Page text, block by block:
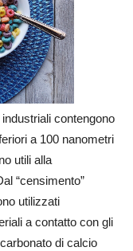
contengono
a 100 nanometri
utili alla
“censimento”
utilizzati
a contatto con gli
di calcio